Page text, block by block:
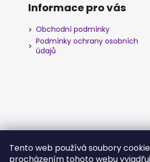
Tento web používá soubory
procházením tohoto webu
Informace pro vás
Obchodní podmínky
Podmínky ochrany osobních
údajů